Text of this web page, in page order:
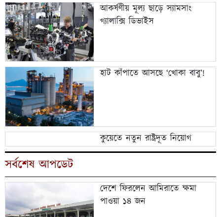
আকর্ষণীয় মূল্য ছাড়ে স্যামসাং
গ্যালাক্সি ডিভাইস
হাট কাঁপাতে আসছে ‘খোকা বাবু’!
কুয়েতে নতুন রাষ্ট্রদূত নিয়োগ
সর্বশেষ আপডেট
দেশে ফিরলেন আমিরাতে ক্ষমা
পাওয়া ১৪ জন